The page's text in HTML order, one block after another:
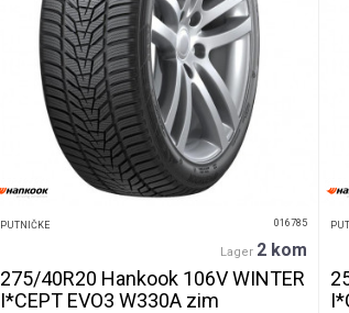
PUTNIČKE 016785
Lager 2 kom
275/40R20 Hankook 106V WINTER
I*CEPT EVO3 W330A zim